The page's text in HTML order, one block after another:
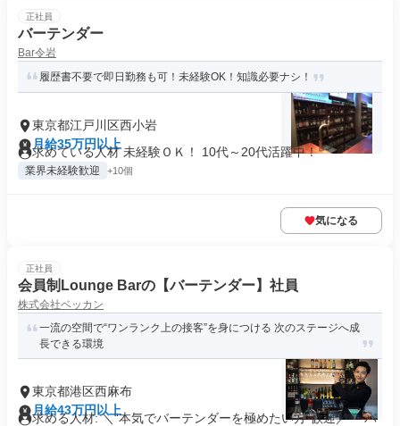
正社員
バーテンダー
Bar令岩
履歴書不要で即日勤務も可！未経験OK！知識必要ナシ！
東京都江戸川区西小岩
月給35万円以上
求めている人材 未経験ＯＫ！ 10代～20代活躍中！
業界未経験歓迎 +10個
気になる
正社員
会員制Lounge Barの【バーテンダー】社員
株式会社ベッカン
一流の空間で“ワンランク上の接客”を身につける 次のステージへ成
長できる環境
東京都港区西麻布
月給43万円以上
求める人材: ＼“本気でバーテンダーを極めたい方”歓迎／ ・バ